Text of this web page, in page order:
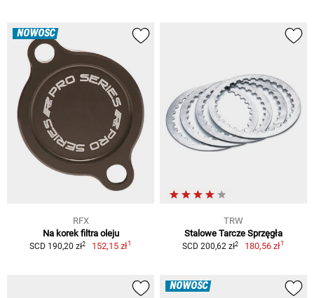
NOWOŚĆ
RFX
Na korek filtra oleju
SCD 190,20 zł2 152,15 zł1
TRW
Stalowe Tarcze Sprzęgła
SCD 200,62 zł2 180,56 zł1
NOWOŚĆ